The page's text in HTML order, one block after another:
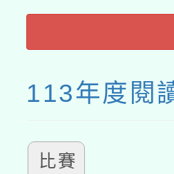
113年度閱
比賽